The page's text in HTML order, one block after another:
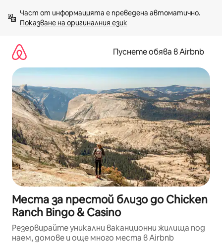
към
съдържанието
Показване на оригиналния език
Пуснете обява в Airbnb
Места за престой близо до Chicken
Ranch Bingo & Casino
Резервирайте уникални ваканционни жилища под
наем, домове и още много места в Airbnb